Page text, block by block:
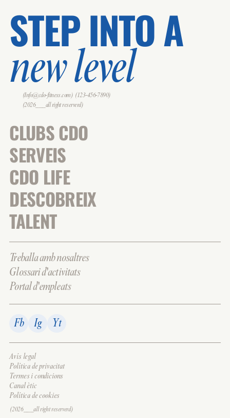
STEP INTO A
new level
(Info@cdo-fitness.com) (123-456-7890)
(2026___all right reserverd)
CLUBS CDO
SERVEIS
CDO LIFE
DESCOBREIX
TALENT
Treballa amb nosaltres
Glossari d'activitats
Portal d'empleats
Fb Ig Yt
Avís legal
Política de privacitat
Termes i condicions
Canal ètic
Política de cookies
(2026___all right reserverd)